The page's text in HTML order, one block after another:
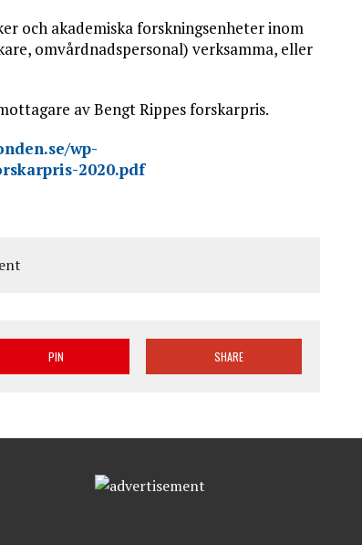
och akademiska forskningsenheter inom
omvårdnadspersonal) verksamma, eller
av Bengt Rippes forskarpris.
wp-
2020.pdf
PIN SHARE